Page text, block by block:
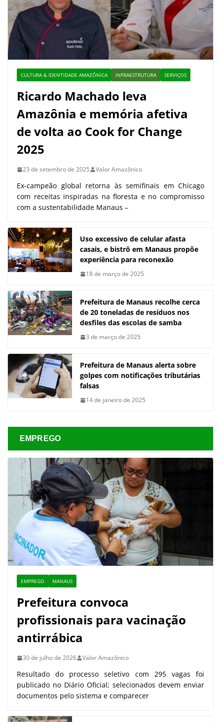
CULTURA & IDENTIDADE AMAZÔNICA INFRAESTRUTURA SERVIÇOS
Ricardo Machado leva
Amazônia e memória afetiva
de volta ao Cook for Change
2025
23 de setembro de 2025 Valor Amazônico
Ex-campeão global retorna às semifinais em Chicago
com receitas inspiradas na floresta e no compromisso
com a sustentabilidade Manaus –
Uso excessivo de celular afasta
casais, e bistrô em Manaus propõe
experiência para reconexão
18 de março de 2025
Prefeitura de Manaus recolhe cerca
de 20 toneladas de resíduos nos
desfiles das escolas de samba
3 de março de 2025
Prefeitura de Manaus alerta sobre
golpes com notificações tributárias
falsas
14 de janeiro de 2025
EMPREGO
EMPREGO MANAUS
Prefeitura convoca
profissionais para vacinação
antirrábica
30 de julho de 2026 Valor Amazônico
Resultado do processo seletivo com 295 vagas foi
publicado no Diário Oficial; selecionados devem enviar
documentos pelo sistema e comparecer